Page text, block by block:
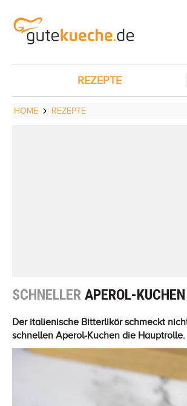
REZEPTE
HOME REZEPTE
SCHNELLER APEROL-KUCHEN
Der italienische Bitterlikör schmeckt
schnellen Aperol-Kuchen die Hauptrolle.